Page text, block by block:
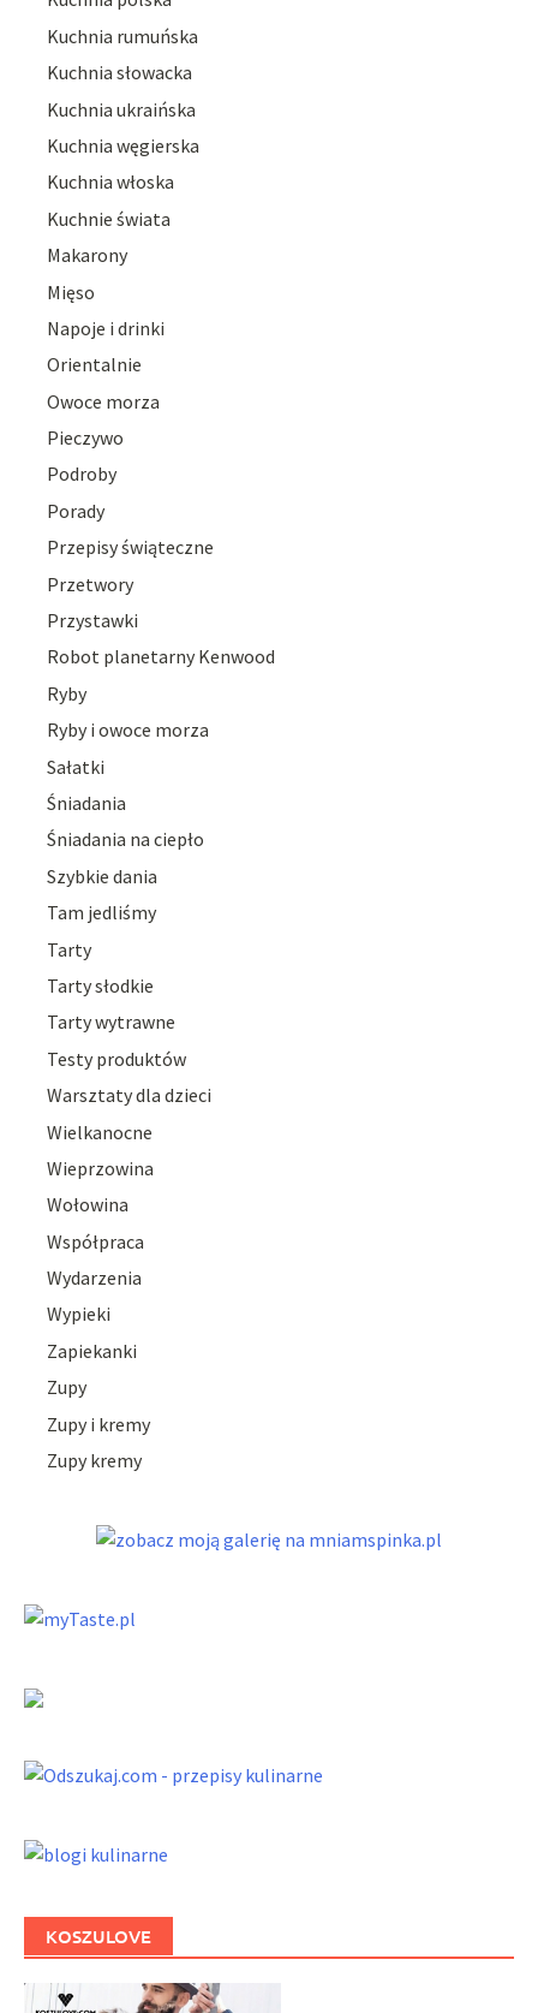
Kuchnia rumuńska
Kuchnia słowacka
Kuchnia ukraińska
Kuchnia węgierska
Kuchnia włoska
Kuchnie świata
Makarony
Mięso
Napoje i drinki
Orientalnie
Owoce morza
Pieczywo
Podroby
Porady
Przepisy świąteczne
Przetwory
Przystawki
Robot planetarny Kenwood
Ryby
Ryby i owoce morza
Sałatki
Śniadania
Śniadania na ciepło
Szybkie dania
Tam jedliśmy
Tarty
Tarty słodkie
Tarty wytrawne
Testy produktów
Warsztaty dla dzieci
Wielkanocne
Wieprzowina
Wołowina
Współpraca
Wydarzenia
Wypieki
Zapiekanki
Zupy
Zupy i kremy
Zupy kremy
KOSZULOVE